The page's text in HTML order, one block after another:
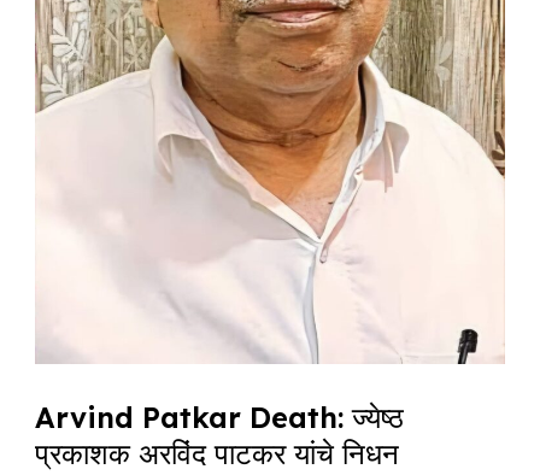
Arvind Patkar Death: ज्येष्ठ
प्रकाशक अरविंद पाटकर यांचे निधन
निधन